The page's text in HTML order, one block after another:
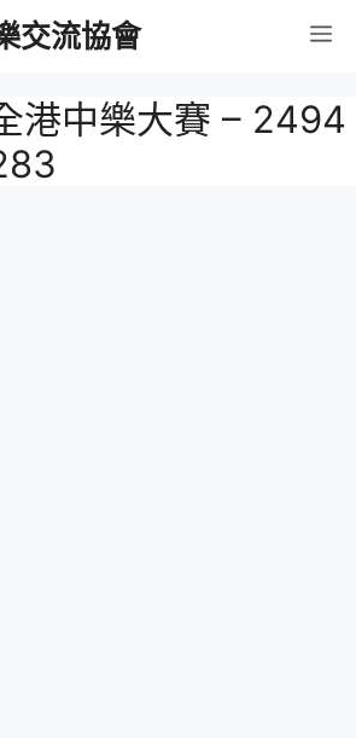
交流協會 選
單
港中樂大賽 – 2494